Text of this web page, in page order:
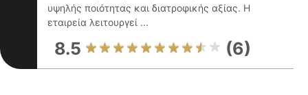
υψηλής ποιότητας και διατροφικής αξίας. Η
εταιρεία λειτουργεί ...
8.5 (6)